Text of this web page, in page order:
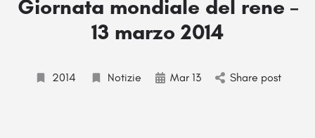
Giornata mondiale del rene –
13 marzo 2014
2014 Notizie Mar 13 Share post